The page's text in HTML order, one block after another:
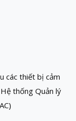
các thiết bị cảm
thống Quản lý